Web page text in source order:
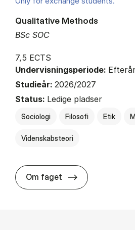
BSc SOC
Qualitative Methods
7,5 ECTS
Undervisningsperiode:
Studieår: 2026/2027
Status: Ledige pladser
Sociologi Filosofi Etik
Videnskabsteori
Om faget about